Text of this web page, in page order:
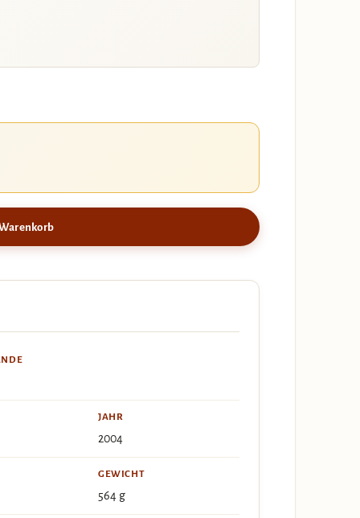
JAHR
2004
GEWICHT
564 g